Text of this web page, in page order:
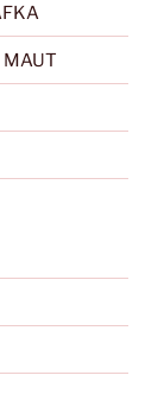
MAUT